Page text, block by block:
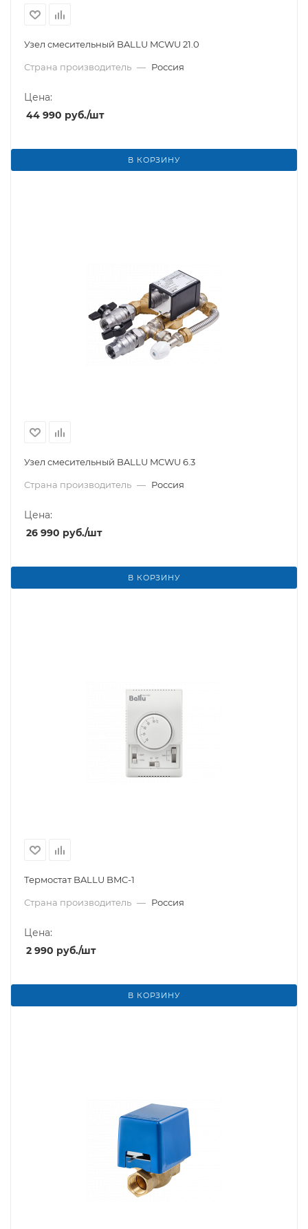
Узел смесительный BALLU MCWU 21.0
Страна производитель — Россия
Цена:
44 990 руб./шт
В КОРЗИНУ
Узел смесительный BALLU MCWU 6.3
Страна производитель — Россия
Цена:
26 990 руб./шт
В КОРЗИНУ
Термостат BALLU BMC-1
Страна производитель — Россия
Цена:
2 990 руб./шт
В КОРЗИНУ